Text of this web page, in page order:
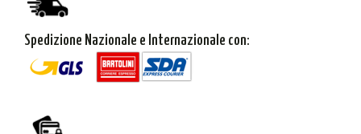
Spedizione Nazionale e Internazionale con: